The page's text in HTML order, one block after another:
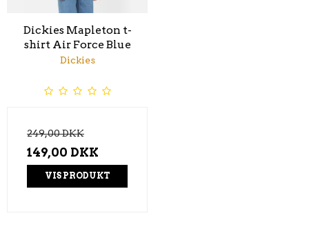
Dickies Mapleton t-
shirt Air Force Blue
Dickies
249,00 DKK
149,00 DKK
VIS PRODUKT